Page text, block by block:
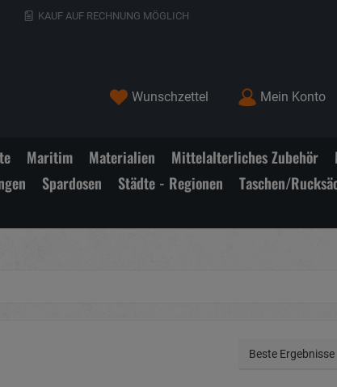
KAUF AUF RECHNUNG MÖGLICH
Wunschzettel Mein Konto
Maritim Materialien Mittelalterliches Zubehör
Spardosen Städte - Regionen Taschen/